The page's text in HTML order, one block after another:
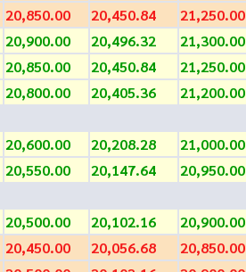
20,850.00 20,450.84 21,250.00
20,900.00 20,496.32 21,300.00
20,850.00 20,450.84 21,250.00
20,800.00 20,405.36 21,200.00
20,600.00 20,208.28 21,000.00
20,550.00 20,147.64 20,950.00
20,500.00 20,102.16 20,900.00
20,450.00 20,056.68 20,850.00